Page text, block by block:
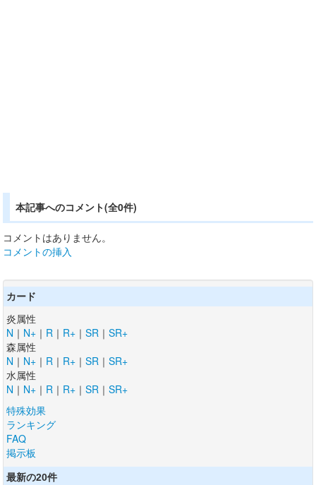
本記事へのコメント(全0件)
コメントはありません。
コメントの挿入
カード
炎属性
N ｜ N+ ｜ R ｜ R+ ｜ SR ｜ SR+
森属性
N ｜ N+ ｜ R ｜ R+ ｜ SR ｜ SR+
水属性
N ｜ N+ ｜ R ｜ R+ ｜ SR ｜ SR+
特殊効果
ランキング
FAQ
掲示板
最新の20件